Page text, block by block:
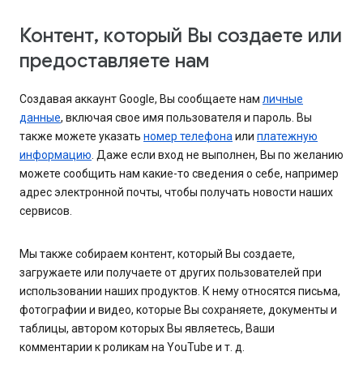
Контент, который Вы создаете или
предоставляете нам
Создавая аккаунт Google, Вы сообщаете нам личные
данные, включая свое имя пользователя и пароль. Вы
также можете указать номер телефонаили платежную
информацию. Даже если вход не выполнен, Вы по желанию
можете сообщить нам какие-то сведения о себе, например
адрес электронной почты, чтобы получать новости наших
сервисов.
Мы также собираем контент, который Вы создаете,
загружаете или получаете от других пользователей при
использовании наших продуктов. К нему относятся письма,
фотографии и видео, которые Вы сохраняете, документы и
таблицы, автором которых Вы являетесь, Ваши
комментарии к роликам на YouTube и т. д.